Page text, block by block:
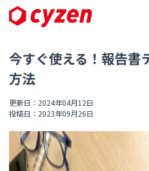
今すぐ使える！報告書
方法
更新日：2024年04月12日
投稿日：2023年09月26日